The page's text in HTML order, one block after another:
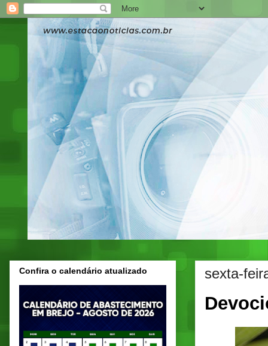
sexta-
Confira o calendário atualizado